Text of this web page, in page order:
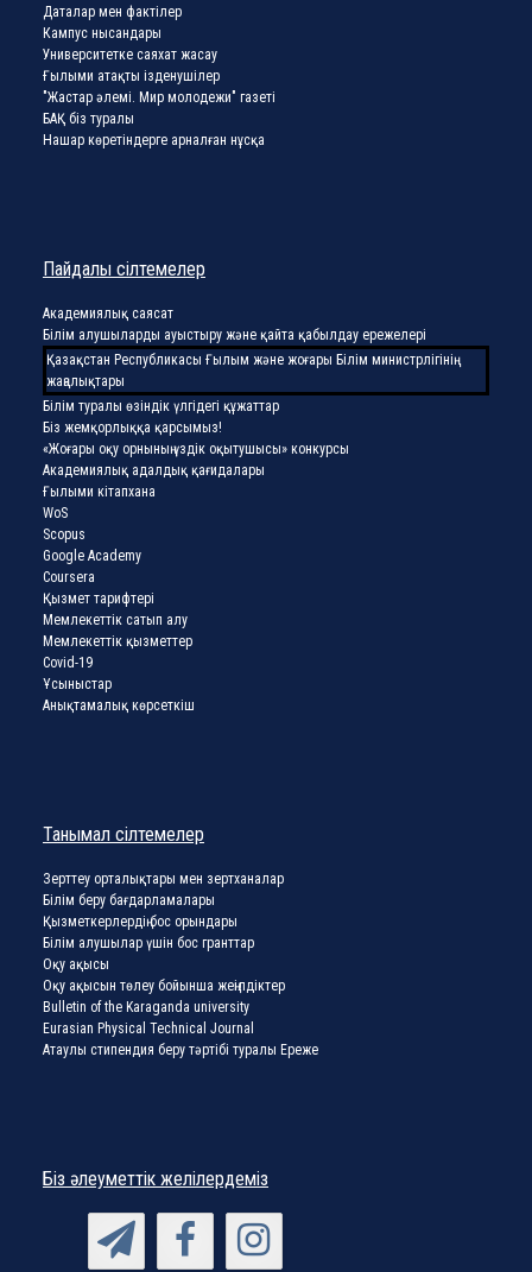
Даталар мен фактілер
Кампус нысандары
Университетке саяхат жасау
Ғылыми атақты ізденушілер
"Жастар әлемі. Мир молодежи" газеті
БАҚ біз туралы
Нашар көретіндерге арналған нұсқа
Пайдалы сілтемелер
Академиялық саясат
Білім алушыларды ауыстыру және қайта қабылдау ережелері
Қазақстан Республикасы Ғылым және жоғары Білім министрлігінің
жаңалықтары
Білім туралы өзіндік үлгідегі құжаттар
Біз жемқорлыққа қарсымыз!
«Жоғары оқу орнының үздік оқытушысы» конкурсы
Академиялық адалдық қағидалары
Ғылыми кітапхана
WoS
Scopus
Google Academy
Coursera
Қызмет тарифтері
Мемлекеттік сатып алу
Мемлекеттік қызметтер
Covid-19
Ұсыныстар
Анықтамалық көрсеткіш
Танымал сілтемелер
Зерттеу орталықтары мен зертханалар
Білім беру бағдарламалары
Қызметкерлердің бос орындары
Білім алушылар үшін бос гранттар
Оқу ақысы
Оқу ақысын төлеу бойынша жеңілдіктер
Bulletin of the Karaganda university
Eurasian Physical Technical Journal
Атаулы стипендия беру тәртібі туралы Ереже
Біз әлеуметтік желілердеміз